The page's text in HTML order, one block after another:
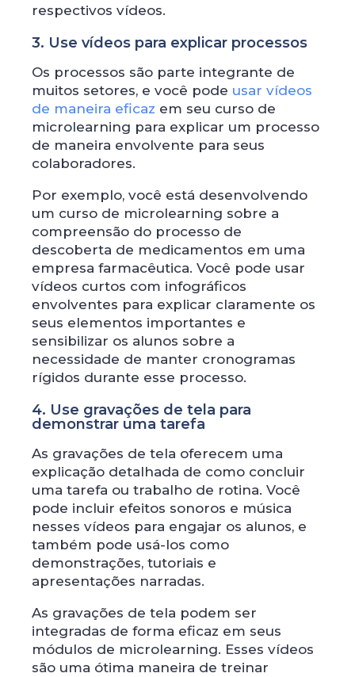
respectivos vídeos.
3. Use vídeos para explicar processos
Os processos são parte integrante de
muitos setores, e você pode usar vídeos
de maneira eficaz em seu curso de
microlearning para explicar um processo
de maneira envolvente para seus
colaboradores.
Por exemplo, você está desenvolvendo
um curso de microlearning sobre a
compreensão do processo de
descoberta de medicamentos em uma
empresa farmacêutica. Você pode usar
vídeos curtos com infográficos
envolventes para explicar claramente os
seus elementos importantes e
sensibilizar os alunos sobre a
necessidade de manter cronogramas
rígidos durante esse processo.
4. Use gravações de tela para
demonstrar uma tarefa
As gravações de tela oferecem uma
explicação detalhada de como concluir
uma tarefa ou trabalho de rotina. Você
pode incluir efeitos sonoros e música
nesses vídeos para engajar os alunos, e
também pode usá-los como
demonstrações, tutoriais e
apresentações narradas.
As gravações de tela podem ser
integradas de forma eficaz em seus
módulos de microlearning. Esses vídeos
são uma ótima maneira de treinar